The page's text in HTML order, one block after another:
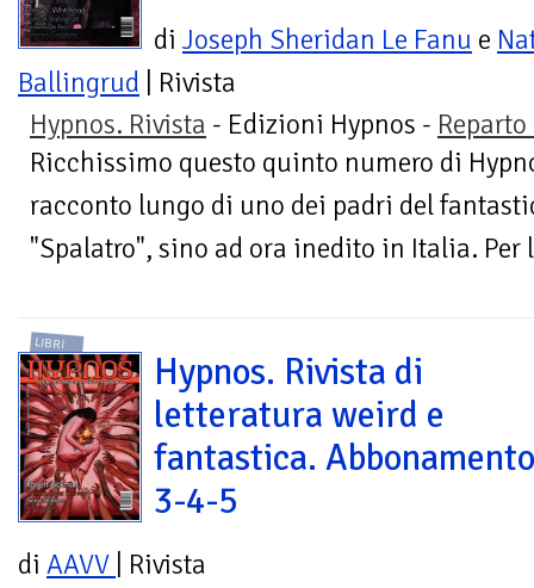
di Joseph Sheridan Le Fanu e
Ballingrud | Rivista
Hypnos. Rivista - Edizioni Hypnos -
Ricchissimo questo quinto numero di
racconto lungo di uno dei padri del
"Spalatro", sino ad ora inedito in Italia. Per
LIBRI
Hypnos. Rivista di
letteratura weird e
fantastica.
3-4-5
di AAVV
| Rivista